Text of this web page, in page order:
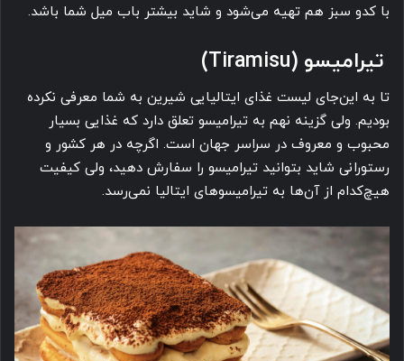
با کدو سبز هم تهیه می‌شود و شاید بیشتر باب میل شما باشد.
تیرامیسو (Tiramisu)
تا به این‌جای لیست غذای ایتالیایی شیرین به شما معرفی نکرده
بودیم. ولی گزینه‌ نهم به تیرامیسو تعلق دارد که غذایی بسیار
محبوب و معروف در سراسر جهان است. اگرچه در هر کشور و
رستورانی شاید بتوانید تیرامیسو را سفارش دهید، ولی کیفیت
هیچ‌کدام از آن‌ها به تیرامیسوهای ایتالیا نمی‌رسد.